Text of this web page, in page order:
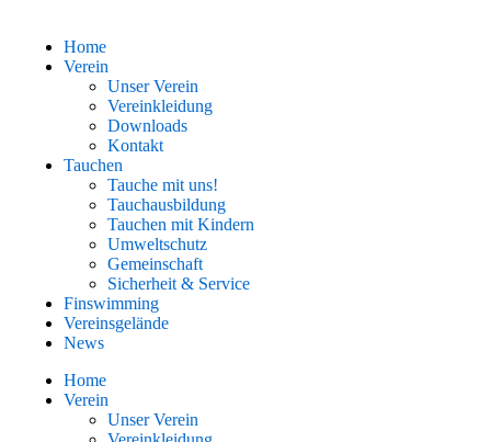
Home
Verein
Unser Verein
Vereinkleidung
Downloads
Kontakt
Tauchen
Tauche mit uns!
Tauchausbildung
Tauchen mit Kindern
Umweltschutz
Gemeinschaft
Sicherheit & Service
Finswimming
Vereinsgelände
News
Home
Verein
Unser Verein